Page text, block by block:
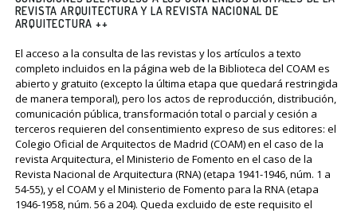
REVISTA ARQUITECTURA Y LA REVISTA NACIONAL DE
ARQUITECTURA ++
El acceso a la consulta de las revistas y los artículos a texto
completo incluidos en la página web de la Biblioteca del COAM es
abierto y gratuito (excepto la última etapa que quedará restringida
de manera temporal), pero los actos de reproducción, distribución,
comunicación pública, transformación total o parcial y cesión a
terceros requieren del consentimiento expreso de sus editores: el
Colegio Oficial de Arquitectos de Madrid (COAM) en el caso de la
revista Arquitectura, el Ministerio de Fomento en el caso de la
Revista Nacional de Arquitectura (RNA) (etapa 1941-1946, núm. 1 a
54-55), y el COAM y el Ministerio de Fomento para la RNA (etapa
1946-1958, núm. 56 a 204). Queda excluido de este requisito el